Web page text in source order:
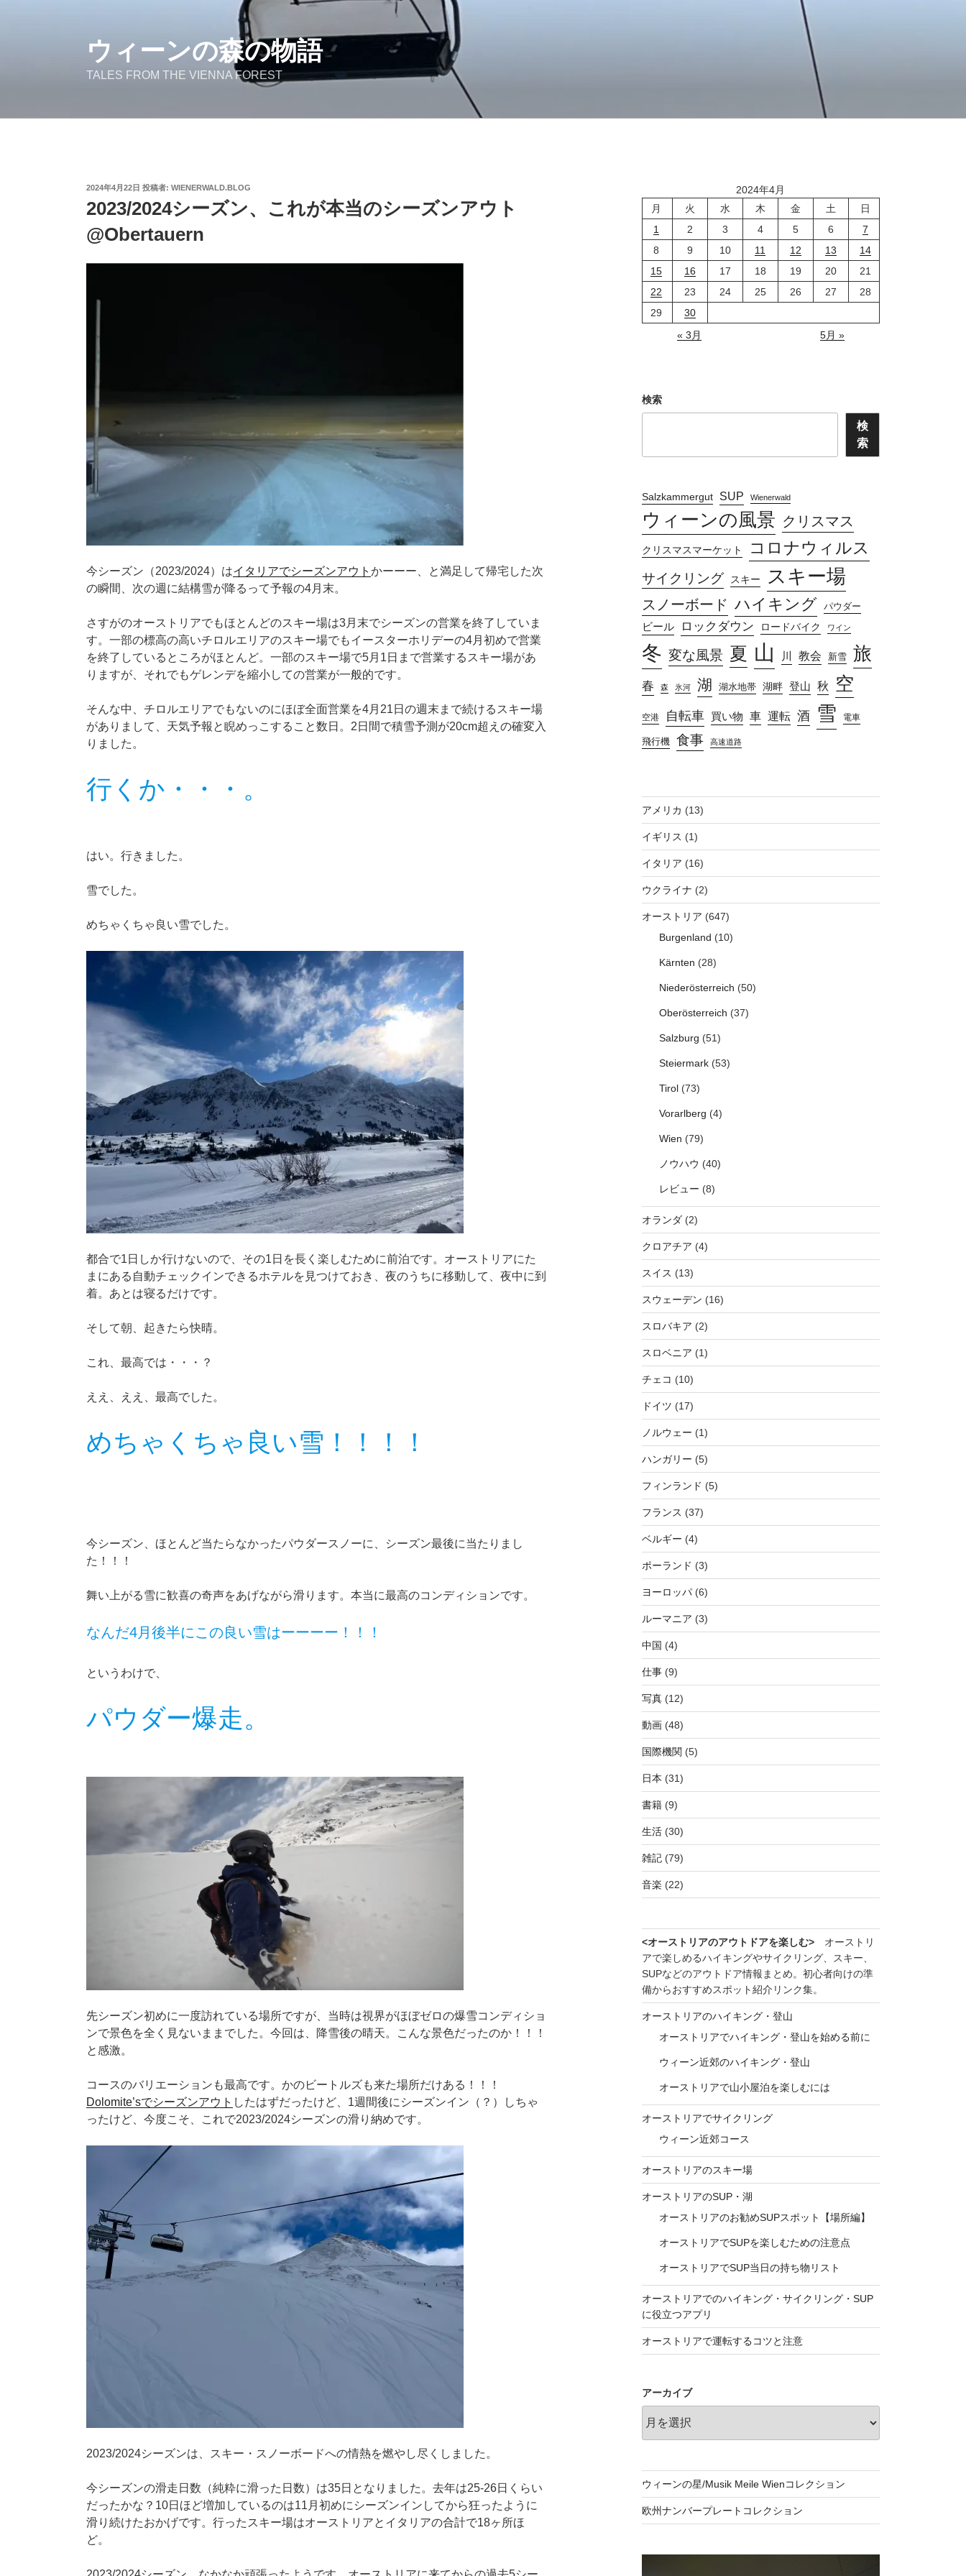
ウィーンの森の物語
TALES FROM THE VIENNA FOREST
投
日:
2024年4月22日 投稿者: WIENERWALD.BLOG
2023/2024シーズン、これが本当のシーズンアウト
@Obertauern
今シーズン（2023/2024）はイタリアでシーズンアウト かーーー、と満足して帰宅した次
の瞬間、次の週に結構雪が降るって予報の4月末。
さすがのオーストリアでもほとんどのスキー場は3月末でシーズンの営業を終了していま
す。一部の標高の高いチロルエリアのスキー場でもイースターホリデーの4月初めで営業
を終了しているところがほとんど。一部のスキー場で5月1日まで営業するスキー場があ
りますが、それでもゲレンデを縮小しての営業が一般的です。
そんな中、チロルエリアでもないのにほぼ全面営業を4月21日の週末まで続けるスキー場
がありまして、天気予報と睨めっこすること数日。2日間で積雪予測が20cm超えの確変入
りました。
行くか・・・。
はい。行きました。
雪でした。
めちゃくちゃ良い雪でした。
都合で1日しか行けないので、その1日を長く楽しむために前泊です。オーストリアにた
まにある自動チェックインできるホテルを見つけておき、夜のうちに移動して、夜中に到
着。あとは寝るだけです。
そして朝、起きたら快晴。
これ、最高では・・・？
ええ、ええ、最高でした。
めちゃくちゃ良い雪！！！！
今シーズン、ほとんど当たらなかったパウダースノーに、シーズン最後に当たりまし
た！！！
舞い上がる雪に歓喜の奇声をあげながら滑ります。本当に最高のコンディションです。
なんだ4月後半にこの良い雪はーーーー！！！
というわけで、
パウダー爆走。
先シーズン初めに一度訪れている場所ですが、当時は視界がほぼゼロの爆雪コンディショ
ンで景色を全く見ないままでした。今回は、降雪後の晴天。こんな景色だったのか！！！
と感激。
コースのバリエーションも最高です。かのビートルズも来た場所だけある！！！
Dolomite’sでシーズンアウト したはずだったけど、1週間後にシーズンイン（？）しちゃ
ったけど、今度こそ、これで2023/2024シーズンの滑り納めです。
2023/2024シーズンは、スキー・スノーボードへの情熱を燃やし尽くしました。
今シーズンの滑走日数（純粋に滑った日数）は35日となりました。去年は25-26日くらい
だったかな？10日ほど増加しているのは11月初めにシーズンインしてから狂ったように
滑り続けたおかげです。行ったスキー場はオーストリアとイタリアの合計で18ヶ所ほ
ど。
2024年4月
月
火 水 木 金 土
日
1
2 3 4 5 6
7
8
9 10 11 12 13
14
15
16 17 18 19 20
21
22
23 24 25 26 27
28
29
30
« 3月
5月 »
検索
検
索
Salzkammergut SUP Wienerwald
ウィーンの風景 クリスマス
クリスマスマーケット コロナウィルス
サイクリング スキー スキー場
スノーボード ハイキング パウダー
ビール ロックダウン ロードバイク ワイン
冬 変な風景 夏 山 川 教会 新雪 旅
春 森 氷河 湖 湖水地帯 湖畔 登山 秋 空
空港 自転車 買い物 車 運転 酒 雪 電車
飛行機 食事 高速道路
アメリカ (13)
イギリス (1)
イタリア (16)
ウクライナ (2)
オーストリア (647)
Burgenland (10)
Kärnten (28)
Niederösterreich (50)
Oberösterreich (37)
Salzburg (51)
Steiermark(53)
Tirol(73)
Vorarlberg (4)
Wien (79)
ノウハウ (40)
レビュー (8)
オランダ(2)
クロアチア (4)
スイス (13)
スウェーデン (16)
スロバキア (2)
スロベニア (1)
チェコ (10)
ドイツ (17)
ノルウェー (1)
ハンガリー (5)
フィンランド (5)
フランス (37)
ベルギー (4)
ポーランド (3)
ヨーロッパ(6)
ルーマニア (3)
中国 (4)
仕事(9)
写真(12)
動画(48)
国際機関 (5)
日本 (31)
書籍(9)
生活(30)
雑記(79)
音楽 (22)
<オーストリアのアウトドアを楽しむ>オーストリ
アで楽しめるハイキングやサイクリング、スキー、
SUPなどのアウトドア情報まとめ。初心者向けの準
備からおすすめスポット紹介リンク集。
オーストリアのハイキング・登山
オーストリアでハイキング・登山を始める前に
ウィーン近郊のハイキング・登山
オーストリアで山小屋泊を楽しむには
オーストリアでサイクリング
ウィーン近郊コース
オーストリアのスキー場
オーストリアのSUP・湖
オーストリアのお勧めSUPスポット【場所編】
オーストリアでSUPを楽しむための注意点
オーストリアでSUP当日の持ち物リスト
オーストリアでのハイキング・サイクリング・SUP
に役立つアプリ
オーストリアで運転するコツと注意
アーカイブ
ウィーンの星/Musik Meile Wienコレクション
欧州ナンバープレートコレクション